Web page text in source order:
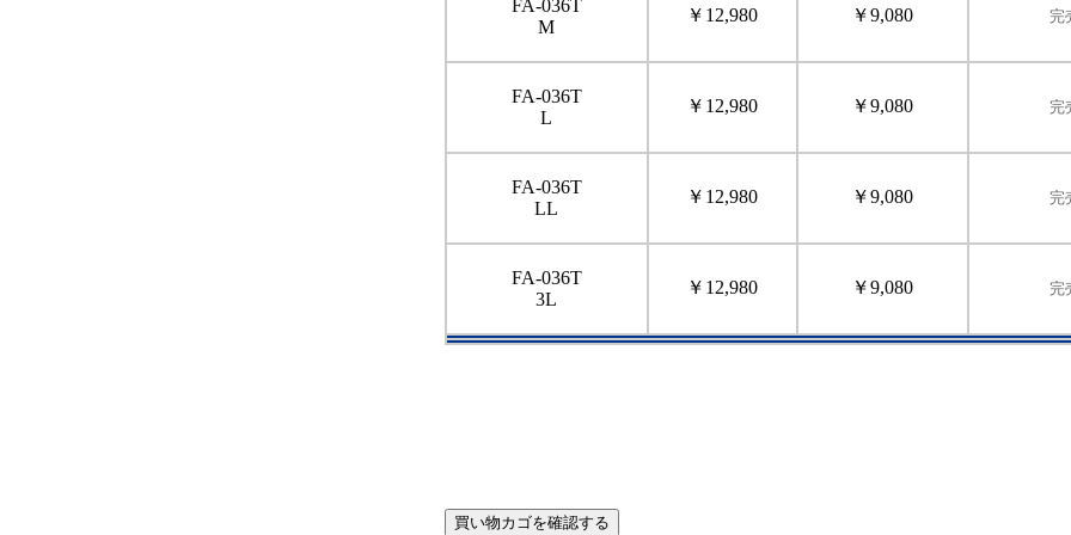
FA-036T
M
￥12,980 ￥9,080 完
FA-036T
L
￥12,980 ￥9,080 完
FA-036T
LL
￥12,980 ￥9,080 完
FA-036T
3L
￥12,980 ￥9,080 完